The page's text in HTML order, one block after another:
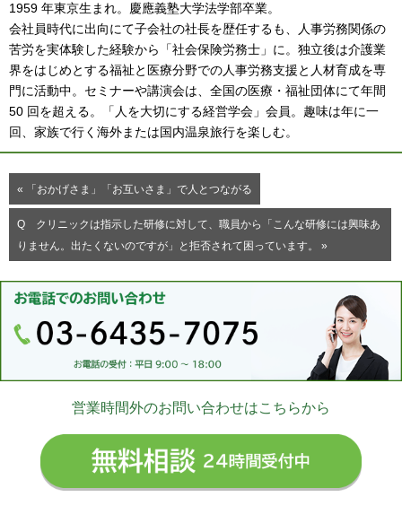
1959 年東京生まれ。慶應義塾大学法学部卒業。
会社員時代に出向にて子会社の社長を歴任するも、人事労務関係の
苦労を実体験した経験から「社会保険労務士」に。独立後は介護業
界をはじめとする福祉と医療分野での人事労務支援と人材育成を専
門に活動中。セミナーや講演会は、全国の医療・福祉団体にて年間
50 回を超える。「人を大切にする経営学会」会員。趣味は年に一
回、家族で行く海外または国内温泉旅行を楽しむ。
« 「おかげさま」「お互いさま」で人とつながる
Q クリニックは指示した研修に対して、職員から「こんな研修には興味あ
りません。出たくないのですが」と拒否されて困っています。 »
営業時間外のお問い合わせはこちらから